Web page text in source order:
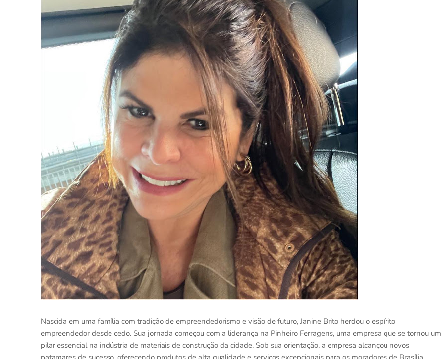
Nascida em uma família com tradição de empreendedorismo e visão de futuro, Janine Brito herdou o espírito
empreendedor desde cedo. Sua jornada começou com a liderança na Pinheiro Ferragens, uma empresa que se tornou um
pilar essencial na indústria de materiais de construção da cidade. Sob sua orientação, a empresa alcançou novos
patamares de sucesso, oferecendo produtos de alta qualidade e serviços excepcionais para os moradores de Brasília.